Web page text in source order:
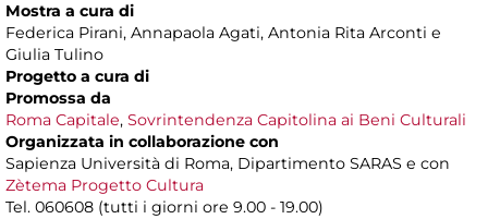
Mostra a cura di
Federica Pirani, Annapaola Agati, Antonia Rita Arconti e
Giulia Tulino
Progetto a cura di
Promossa da
Roma Capitale, Sovrintendenza Capitolina ai Beni Culturali
Organizzata in collaborazione con
Sapienza Università di Roma, Dipartimento SARAS e con
Zètema Progetto Cultura
Tel. 060608 (tutti i giorni ore 9.00 - 19.00)